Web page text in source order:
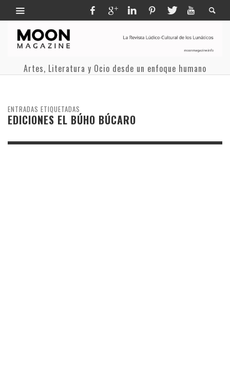
Artes, Literatura y Ocio desde un enfoque humano
ENTRADAS ETIQUETADAS
EDICIONES EL BÚHO BÚCARO